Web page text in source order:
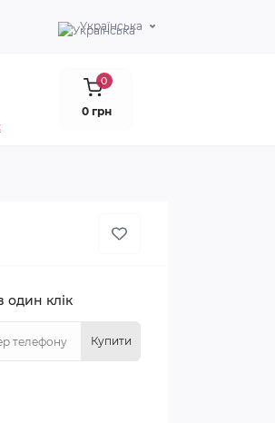
Українська
0
0 грн
один клік
Купити